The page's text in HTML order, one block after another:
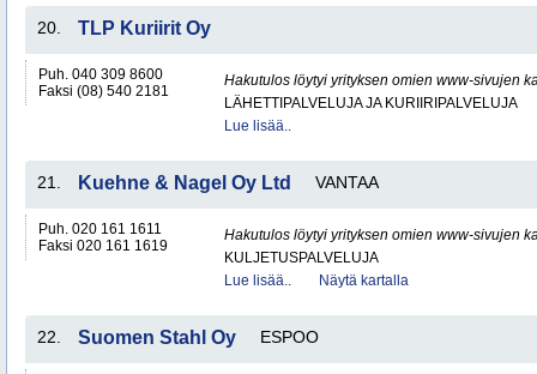
20. TLP Kuriirit Oy
Puh. 040 309 8600
Faksi (08) 540 2181
Hakutulos löytyi yrityksen omien www-sivujen
LÄHETTIPALVELUJA JA KURIIRIPALVELUJA
Lue lisää..
21. Kuehne & Nagel Oy Ltd VANTAA
Puh. 020 161 1611
Faksi 020 161 1619
Hakutulos löytyi yrityksen omien www-sivujen
KULJETUSPALVELUJA
Lue lisää..
Näytä kartalla
22. Suomen Stahl Oy ESPOO